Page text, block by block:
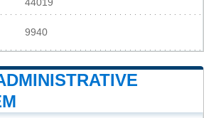
44019
9940